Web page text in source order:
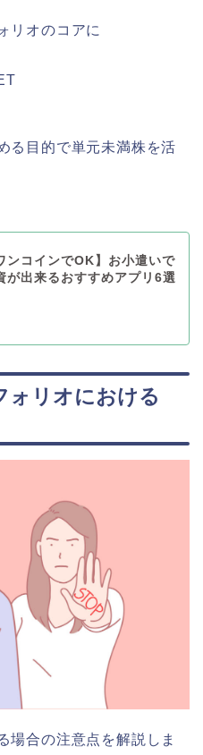
リオのコアに
る目的で単元未満株を活
ンコインでOK】お小遣いで
が出来るおすすめアプリ6選
ォリオにおける
場合の注意点を解説しま